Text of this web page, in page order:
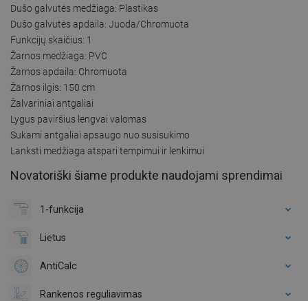
Dušo galvutės medžiaga: Plastikas
Dušo galvutės apdaila: Juoda/Chromuota
Funkcijų skaičius: 1
Žarnos medžiaga: PVC
Žarnos apdaila: Chromuota
Žarnos ilgis: 150 cm
Žalvariniai antgaliai
Lygus paviršius lengvai valomas
Sukami antgaliai apsaugo nuo susisukimo
Lanksti medžiaga atspari tempimui ir lenkimui
Novatoriški šiame produkte naudojami sprendimai
1-funkcija
Lietus
AntiCalc
Rankenos reguliavimas